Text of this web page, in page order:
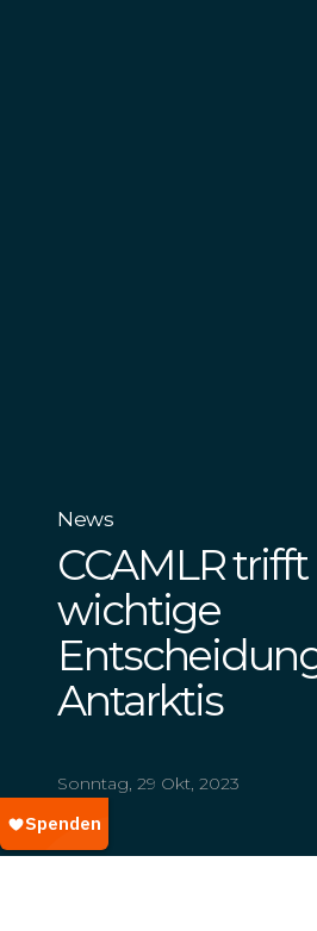
News
CCAMLR trifft
wichtige
Antarktis
Sonntag, 29 Okt, 2023